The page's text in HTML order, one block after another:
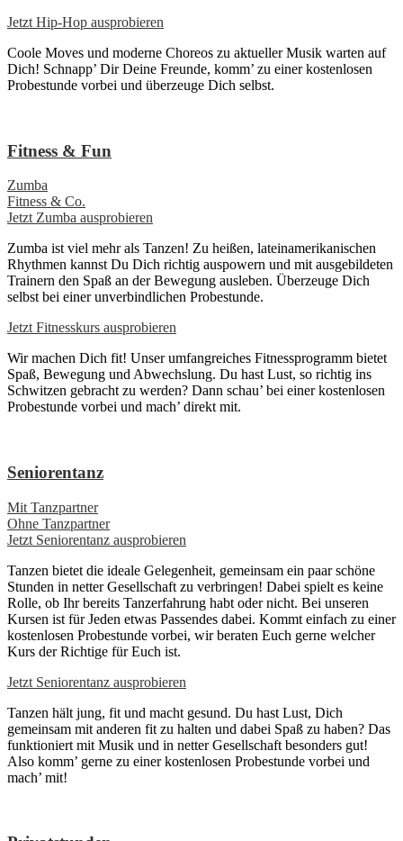
Jetzt Hip-Hop ausprobieren
Coole Moves und moderne Choreos zu aktueller Musik warten auf
Dich! Schnapp’ Dir Deine Freunde, komm’ zu einer kostenlosen
Probestunde vorbei und überzeuge Dich selbst.
Fitness & Fun
Zumba
Fitness & Co.
Jetzt Zumba ausprobieren
Zumba ist viel mehr als Tanzen! Zu heißen, lateinamerikanischen
Rhythmen kannst Du Dich richtig auspowern und mit ausgebildeten
Trainern den Spaß an der Bewegung ausleben. Überzeuge Dich
selbst bei einer unverbindlichen Probestunde.
Jetzt Fitnesskurs ausprobieren
Wir machen Dich fit! Unser umfangreiches Fitnessprogramm bietet
Spaß, Bewegung und Abwechslung. Du hast Lust, so richtig ins
Schwitzen gebracht zu werden? Dann schau’ bei einer kostenlosen
Probestunde vorbei und mach’ direkt mit.
Seniorentanz
Mit Tanzpartner
Ohne Tanzpartner
Jetzt Seniorentanz ausprobieren
Tanzen bietet die ideale Gelegenheit, gemeinsam ein paar schöne
Stunden in netter Gesellschaft zu verbringen! Dabei spielt es keine
Rolle, ob Ihr bereits Tanzerfahrung habt oder nicht. Bei unseren
Kursen ist für Jeden etwas Passendes dabei. Kommt einfach zu einer
kostenlosen Probestunde vorbei, wir beraten Euch gerne welcher
Kurs der Richtige für Euch ist.
Jetzt Seniorentanz ausprobieren
Tanzen hält jung, fit und macht gesund. Du hast Lust, Dich
gemeinsam mit anderen fit zu halten und dabei Spaß zu haben? Das
funktioniert mit Musik und in netter Gesellschaft besonders gut!
Also komm’ gerne zu einer kostenlosen Probestunde vorbei und
mach’ mit!